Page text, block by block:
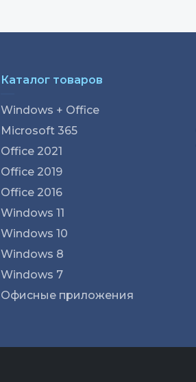
Каталог товаров
Windows + Office
Microsoft 365
Office 2021
Office 2019
Office 2016
Windows 11
Windows 10
Windows 8
Windows 7
Офисные приложения